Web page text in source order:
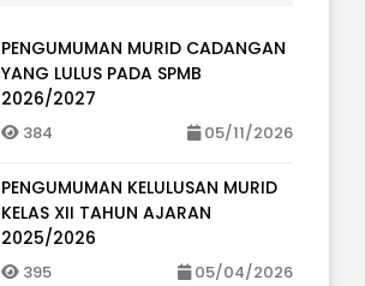
PENGUMUMAN MURID CADANGAN
YANG LULUS PADA SPMB
2026/2027
384 05/11/2026
PENGUMUMAN KELULUSAN MURID
KELAS XII TAHUN AJARAN
2025/2026
395 05/04/2026